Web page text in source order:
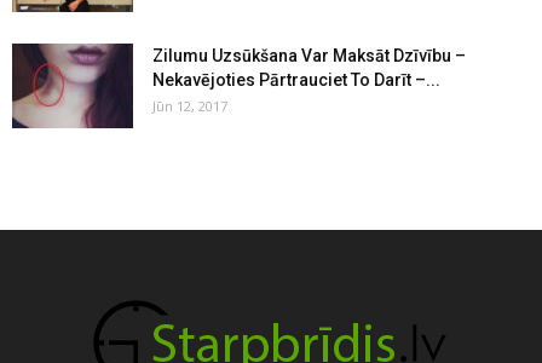
Zilumu Uzsūkšana Var Maksāt Dzīvību –
Nekavējoties Pārtrauciet To Darīt –...
Jūn 12, 2017